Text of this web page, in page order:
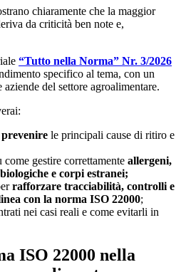
chiaramente che la maggior
da criticità ben note e,
“Tutto nella Norma” Nr. 3/2026
specifico al tema, con un
del settore agroalimentare.
le principali cause di ritiro e
gestire correttamente allergeni,
e corpi estranei;
rafforzare tracciabilità, controlli e
con la norma ISO 22000;
nei casi reali e come evitarli in
ISO 22000 nella